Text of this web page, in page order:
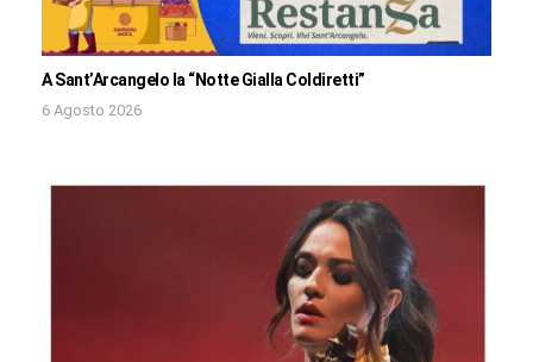
A Sant’Arcangelo la “Notte Gialla Coldiretti”
6 Agosto 2026